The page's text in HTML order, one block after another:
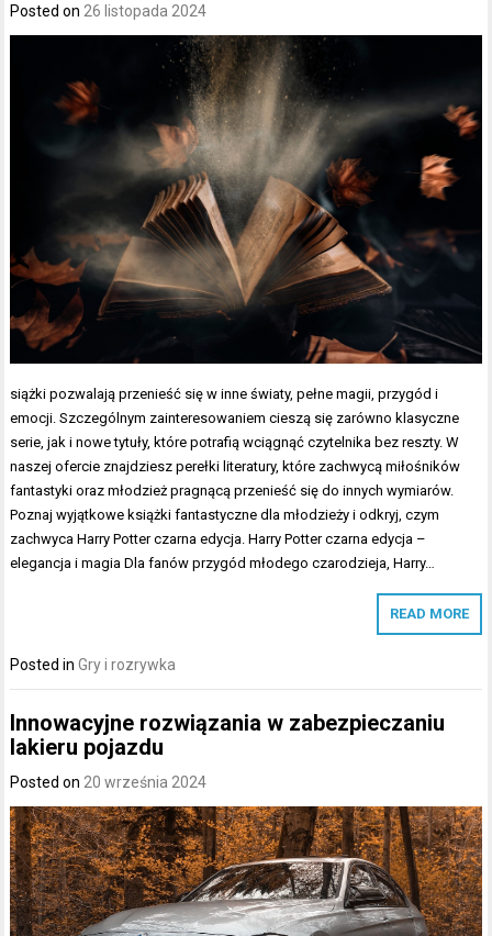
Posted on 26 listopada 2024
siążki pozwalają przenieść się w inne światy, pełne magii, przygód i
emocji. Szczególnym zainteresowaniem cieszą się zarówno klasyczne
serie, jak i nowe tytuły, które potrafią wciągnąć czytelnika bez reszty. W
naszej ofercie znajdziesz perełki literatury, które zachwycą miłośników
fantastyki oraz młodzież pragnącą przenieść się do innych wymiarów.
Poznaj wyjątkowe książki fantastyczne dla młodzieży i odkryj, czym
zachwyca Harry Potter czarna edycja. Harry Potter czarna edycja –
elegancja i magia Dla fanów przygód młodego czarodzieja, Harry…
READ MORE
Posted inGry i rozrywka
Innowacyjne rozwiązania w zabezpieczaniu
lakieru pojazdu
Posted on20 września 2024